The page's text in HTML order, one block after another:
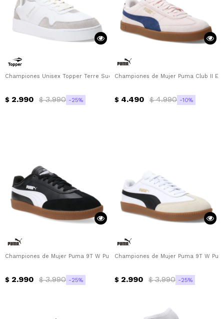
Championes Unisex Topper Terre Suede Topper - Blanco - Gris
$ 2.990 $ 3.990 25
Championes de Mujer Puma Club II
$ 4.490 $ 4.990 10
Championes de Mujer Puma 9T W Puma - Negro - Blanco
$ 2.990 $ 3.990 25
Championes de Mujer Puma 9T W
$ 2.990 $ 3.990 25